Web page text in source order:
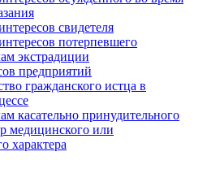
свидетеля
потерпевшего
экстрадиции
предприятий
гражданского истца в
касательно принудительного
медицинского или
характера